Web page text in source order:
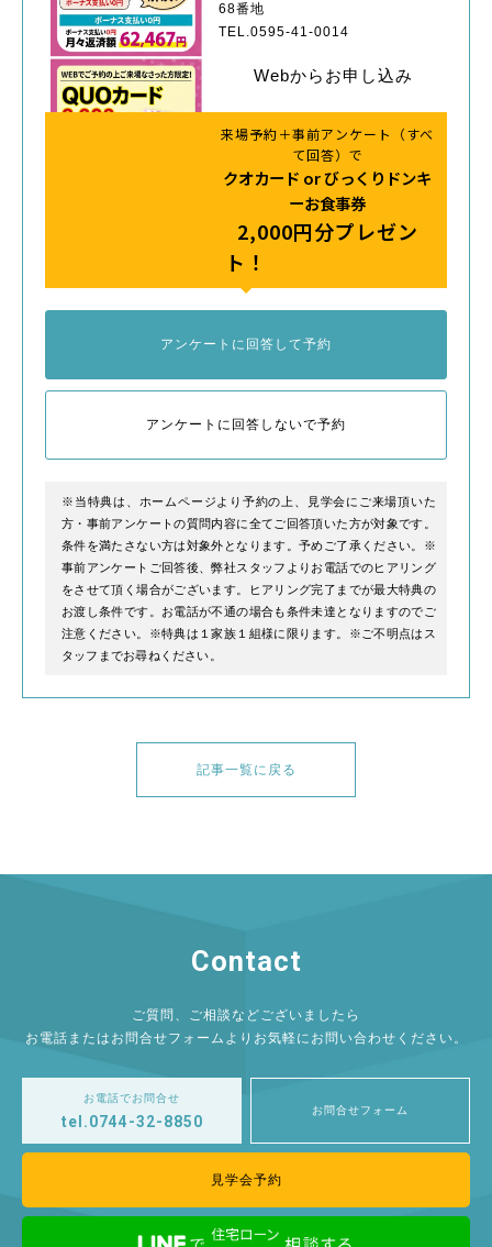
68番地
TEL.0595-41-0014
Webからお申し込み
来場予約＋事前アンケート（すべ
て回答）で
クオカード or びっくりドンキ
ーお食事券
2,000円分プレゼン
ト！
アンケートに回答して予約
アンケートに回答しないで予約
※当特典は、ホームページより予約の上、見学会にご来場頂いた
方・事前アンケートの質問内容に全てご回答頂いた方が対象です。
条件を満たさない方は対象外となります。予めご了承ください。※
事前アンケートご回答後、弊社スタッフよりお電話でのヒアリング
をさせて頂く場合がございます。ヒアリング完了までが最大特典の
お渡し条件です。お電話が不通の場合も条件未達となりますのでご
注意ください。※特典は１家族１組様に限ります。※ご不明点はス
タッフまでお尋ねください。
記事一覧に戻る
Contact
ご質問、ご相談などございましたら
お電話またはお問合せフォームよりお気軽にお問い合わせください。
お電話でお問合せ
tel.0744-32-8850
お問合せフォーム
見学会予約